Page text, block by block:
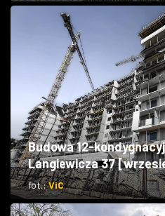
Budowa 12-
Langiewicza 37
fot.:ViC